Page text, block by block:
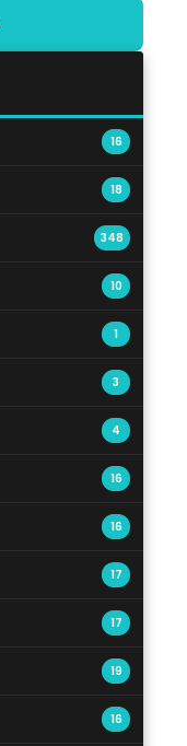
16
18
348
10
1
3
4
16
16
17
17
19
16